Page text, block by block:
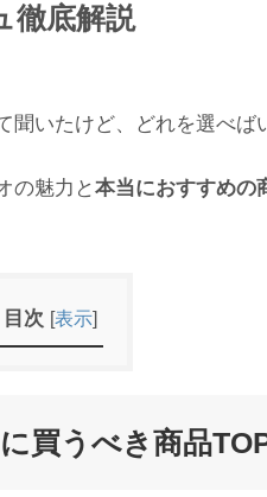
徹底解説
聞いたけど、どれを選べば
の魅力と本当におすすめの
目次 [表示]
買うべき商品